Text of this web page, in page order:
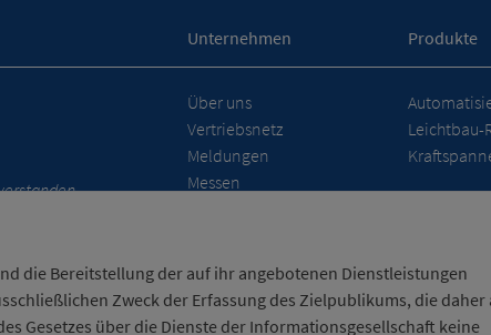
Unternehmen Produkte
Über uns
Vertriebsnetz
Meldungen
Messen
Leichtbau-
die Bereitstellung der auf ihr angebotenen Dienstleistungen
Zweck der Erfassung des Zielpublikums, die daher
Gesetzes über die Dienste der Informationsgesellschaft keine